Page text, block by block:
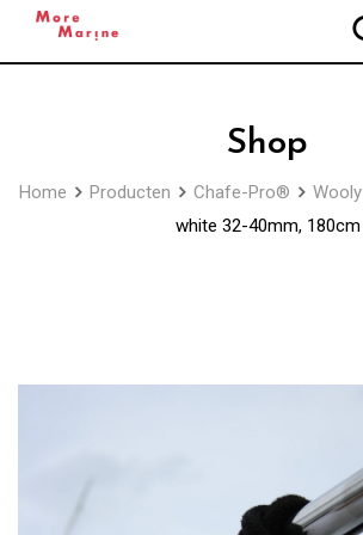
Shop
Home Producten Chafe-Pro® Wooly
white 32-40mm, 180cm